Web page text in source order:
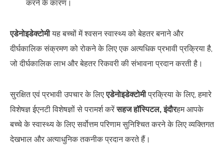
करने के कारण।
एडेनोइडेक्टोमीयह बच्चों में श्वसन स्वास्थ्य को बेहतर बनाने और
दीर्घकालिक संक्रमण को रोकने के लिए एक अत्यधिक प्रभावी प्रक्रिया है,
जो दीर्घकालिक लाभ और बेहतर रिकवरी की संभावना प्रदान करती है।
सुरक्षित एवं प्रभावी उपचार के लिएएडेनोइडेक्टोमीप्रक्रिया के लिए, हमारे
विशेषज्ञ ईएनटी विशेषज्ञों से परामर्श करेंसहज हॉस्पिटल, इंदौरहम आपके
बच्चे के स्वास्थ्य के लिए सर्वोत्तम परिणाम सुनिश्चित करने के लिए व्यक्तिगत
देखभाल और अत्याधुनिक तकनीक प्रदान करते हैं।